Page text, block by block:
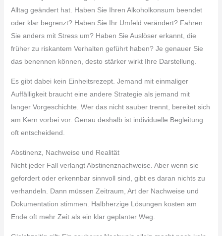
Alltag geändert hat. Haben Sie Ihren Alkoholkonsum beendet
oder klar begrenzt? Haben Sie Ihr Umfeld verändert? Fahren
Sie anders mit Stress um? Haben Sie Auslöser erkannt, die
früher zu riskantem Verhalten geführt haben? Je genauer Sie
das benennen können, desto stärker wirkt Ihre Darstellung.
Es gibt dabei kein Einheitsrezept. Jemand mit einmaliger
Auffälligkeit braucht eine andere Strategie als jemand mit
langer Vorgeschichte. Wer das nicht sauber trennt, bereitet sich
am Kern vorbei vor. Genau deshalb ist individuelle Begleitung
oft entscheidend.
Abstinenz, Nachweise und Realität
Nicht jeder Fall verlangt Abstinenznachweise. Aber wenn sie
gefordert oder erkennbar sinnvoll sind, gibt es daran nichts zu
verhandeln. Dann müssen Zeitraum, Art der Nachweise und
Dokumentation stimmen. Halbherzige Lösungen kosten am
Ende oft mehr Zeit als ein klar geplanter Weg.